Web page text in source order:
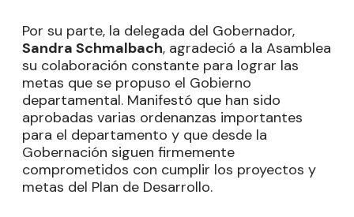
Por su parte, la delegada del Gobernador,
Sandra Schmalbach, agradeció a la Asamblea
su colaboración constante para lograr las
metas que se propuso el Gobierno
departamental. Manifestó que han sido
aprobadas varias ordenanzas importantes
para el departamento y que desde la
Gobernación siguen firmemente
comprometidos con cumplir los proyectos y
metas del Plan de Desarrollo.